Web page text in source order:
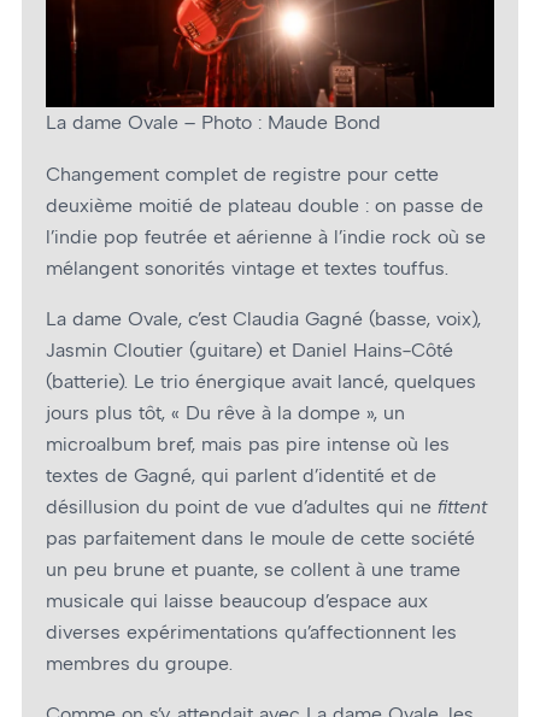
La dame Ovale – Photo : Maude Bond
Changement complet de registre pour cette
deuxième moitié de plateau double : on passe de
l’indie pop feutrée et aérienne à l’indie rock où se
mélangent sonorités vintage et textes touffus.
La dame Ovale, c’est Claudia Gagné (basse, voix),
Jasmin Cloutier (guitare) et Daniel Hains-Côté
(batterie). Le trio énergique avait lancé, quelques
jours plus tôt, « Du rêve à la dompe », un
microalbum bref, mais pas pire intense où les
textes de Gagné, qui parlent d’identité et de
désillusion du point de vue d’adultes qui ne fittent
pas parfaitement dans le moule de cette société
un peu brune et puante, se collent à une trame
musicale qui laisse beaucoup d’espace aux
diverses expérimentations qu’affectionnent les
membres du groupe.